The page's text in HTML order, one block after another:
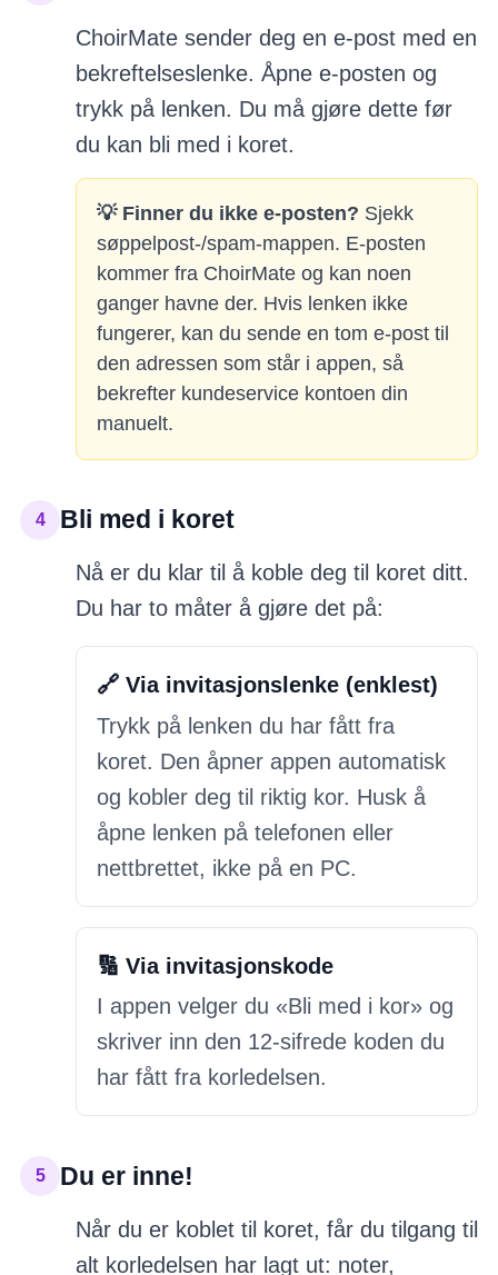
ChoirMate sender deg en e-post med en
bekreftelseslenke. Åpne e-posten og
trykk på lenken. Du må gjøre dette før
du kan bli med i koret.
💡 Finner du ikke e-posten? Sjekk
søppelpost-/spam-mappen. E-posten
kommer fra ChoirMate og kan noen
ganger havne der. Hvis lenken ikke
fungerer, kan du sende en tom e-post til
den adressen som står i appen, så
bekrefter kundeservice kontoen din
manuelt.
4 Bli med i koret
Nå er du klar til å koble deg til koret ditt.
Du har to måter å gjøre det på:
🔗 Via invitasjonslenke (enklest)
Trykk på lenken du har fått fra
koret. Den åpner appen automatisk
og kobler deg til riktig kor. Husk å
åpne lenken på telefonen eller
nettbrettet, ikke på en PC.
🔢 Via invitasjonskode
I appen velger du «Bli med i kor» og
skriver inn den 12-sifrede koden du
har fått fra korledelsen.
5 Du er inne!
Når du er koblet til koret, får du tilgang til
alt korledelsen har lagt ut: noter,